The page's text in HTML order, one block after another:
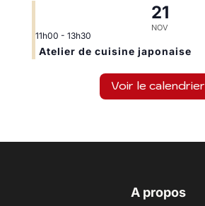
21
NOV
11h00 - 13h30
Atelier de cuisine japonaise
Voir le calendrier
A propos